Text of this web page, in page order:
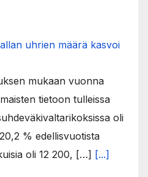
uhrien määrä kasvoi
mukaan vuonna
tietoon tulleissa
oli
% edellisvuotista
oli 12 200, […] [...]